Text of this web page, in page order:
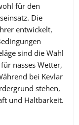
für den
Die
entwickelt,
sind die Wahl
nasses Wetter,
bei Kevlar
stehen,
und Haltbarkeit.